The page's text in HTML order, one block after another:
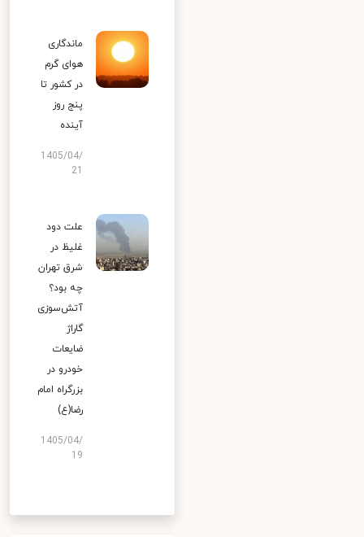
ماندگاری
هوای گرم
در کشور تا
پنج روز
آینده
1405/04/
علت دود
غلیظ در
شرق تهران
چه بود؟
آتش‌سوزی
گاراژ
ضایعات
خودرو در
بزرگراه امام
رضا(ع)
1405/04/
19